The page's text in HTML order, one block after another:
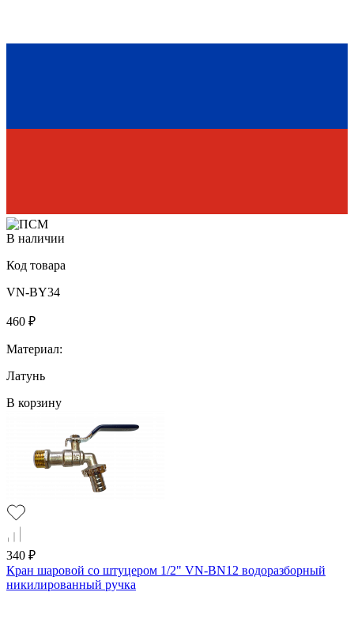
В наличии
Код товара
VN-BY34
460 ₽
Материал:
Латунь
В корзину
340 ₽
Кран шаровой со штуцером 1/2" VN-BN12 водоразборный
никилированный ручка